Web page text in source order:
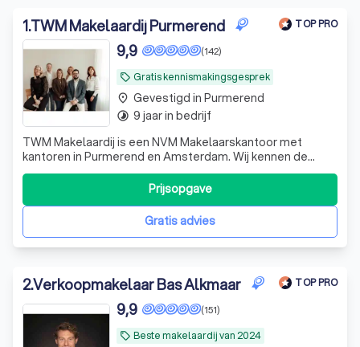
1.TWM Makelaardij Purmerend TOP PRO
local_offer Gratis kennismakingsgesprek
(142)
9,9
TWM Makelaardij is een NVM Makelaarskantoor met
kantoren in Purmerend en Amsterdam. Wij kennen de
regio als geen ander. Benieuwd naar onze werkwijze, we
Gratis advies
Prijsopgave
place Gevestigd in Purmerend
timelapse 9 jaar in bedrijf
2.Verkoopmakelaar Bas Alkmaar TOP PRO
local_offer Beste makelaardij van 2024
(151)
9,9